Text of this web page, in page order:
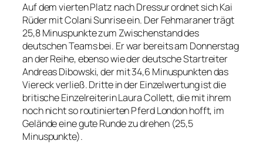
Auf dem vierten Platz nach Dressur ordnet sich Kai
Rüder mit Colani Sunrise ein. Der Fehmaraner trägt
25,8 Minuspunkte zum Zwischenstand des
deutschen Teams bei. Er war bereits am Donnerstag
an der Reihe, ebenso wie der deutsche Startreiter
Andreas Dibowski, der mit 34,6 Minuspunkten das
Viereck verließ. Dritte in der Einzelwertung ist die
britische Einzelreiterin Laura Collett, die mit ihrem
noch nicht so routinierten Pferd London hofft, im
Gelände eine gute Runde zu drehen (25,5
Minuspunkte).